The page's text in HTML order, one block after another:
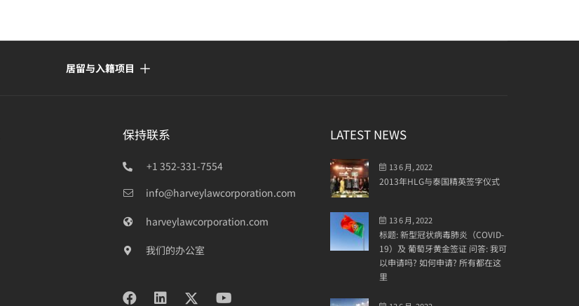
居留与入籍项目
保持联系
+1 352-331-7554
info@harveylawcorporation.com
harveylawcorporation.com
我们的办公室
LATEST NEWS
13 6 月, 2022
2013年HLG与泰国精英签字仪式
13 6 月, 2022
标题: 新型冠状病毒肺炎（COVID-
19）及 葡萄牙黄金签证 问答: 我可
以申请吗? 如何申请? 所有都在这
里